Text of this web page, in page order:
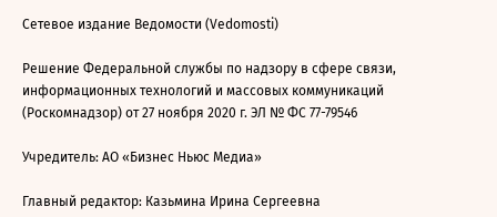
Сетевое издание Ведомости (Vedomosti)
Решение Федеральной службы по надзору в сфере связи,
информационных технологий и массовых коммуникаций
(Роскомнадзор) от 27 ноября 2020 г. ЭЛ № ФС 77-79546
Учредитель: АО «Бизнес Ньюс Медиа»
Главный редактор: Казьмина Ирина Сергеевна